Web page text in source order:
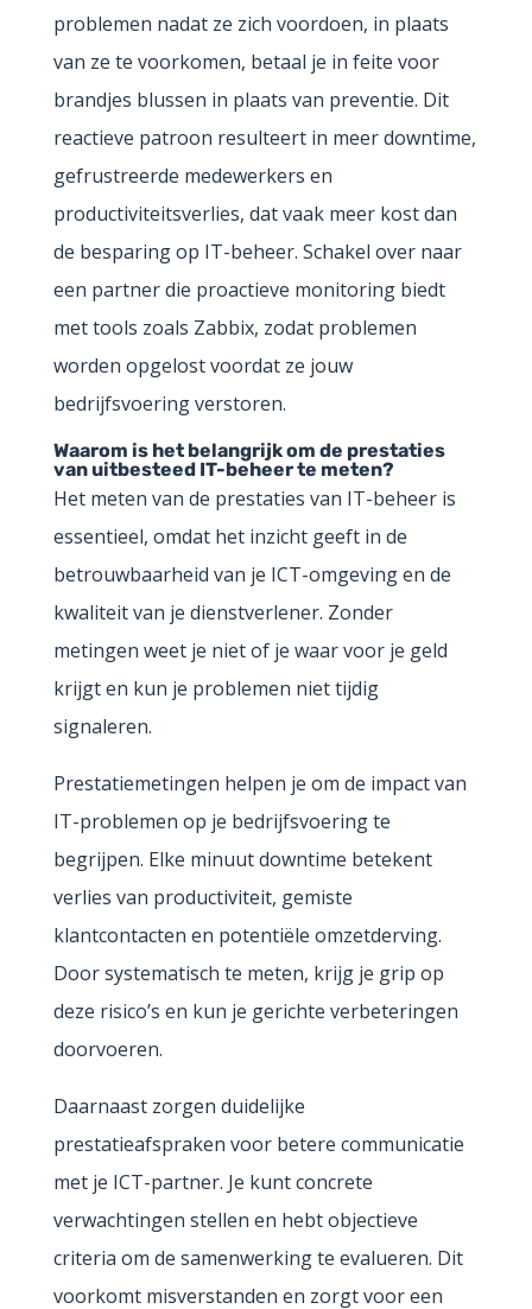
problemen nadat ze zich voordoen, in plaats
van ze te voorkomen, betaal je in feite voor
brandjes blussen in plaats van preventie. Dit
reactieve patroon resulteert in meer downtime,
gefrustreerde medewerkers en
productiviteitsverlies, dat vaak meer kost dan
de besparing op IT-beheer. Schakel over naar
een partner die proactieve monitoring biedt
met tools zoals Zabbix, zodat problemen
worden opgelost voordat ze jouw
bedrijfsvoering verstoren.
Waarom is het belangrijk om de prestaties
van uitbesteed IT-beheer te meten?
Het meten van de prestaties van IT-beheer is
essentieel, omdat het inzicht geeft in de
betrouwbaarheid van je ICT-omgeving en de
kwaliteit van je dienstverlener. Zonder
metingen weet je niet of je waar voor je geld
krijgt en kun je problemen niet tijdig
signaleren.
Prestatiemetingen helpen je om de impact van
IT-problemen op je bedrijfsvoering te
begrijpen. Elke minuut downtime betekent
verlies van productiviteit, gemiste
klantcontacten en potentiële omzetderving.
Door systematisch te meten, krijg je grip op
deze risico’s en kun je gerichte verbeteringen
doorvoeren.
Daarnaast zorgen duidelijke
prestatieafspraken voor betere communicatie
met je ICT-partner. Je kunt concrete
verwachtingen stellen en hebt objectieve
criteria om de samenwerking te evalueren. Dit
voorkomt misverstanden en zorgt voor een